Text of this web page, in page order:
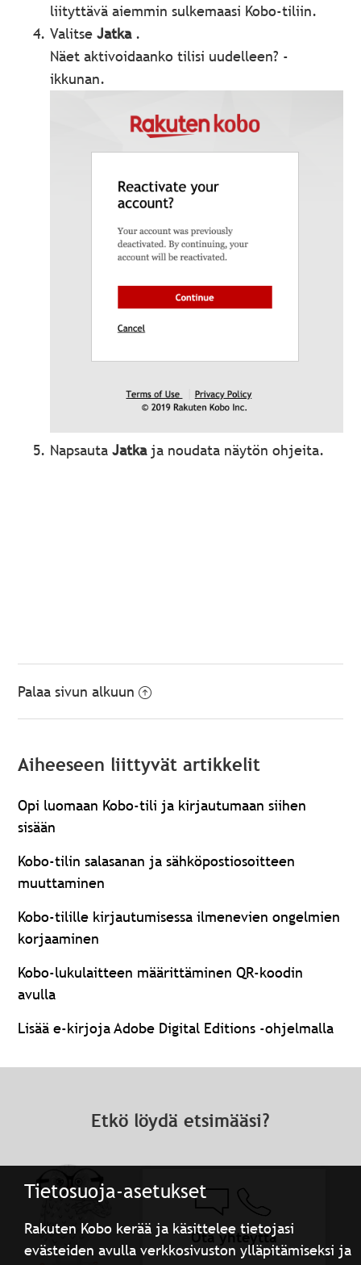
Tietosuoja-asetukset
Rakuten Kobo kerää ja käsittelee tietojasi
evästeiden avulla verkkosivuston ylläpitämiseksi ja
liityttävä aiemmin sulkemaasi Kobo-tiliin.
ValitseJatka .
Näet aktivoidaanko tilisi uudelleen? -
ikkunan.
NapsautaJatka ja noudata näytön ohjeita.
Palaa sivun alkuun
Aiheeseen liittyvät artikkelit
Opi luomaan Kobo-tili ja kirjautumaan siihen
sisään
Kobo-tilin salasanan ja sähköpostiosoitteen
muuttaminen
Kobo-tilille kirjautumisessa ilmenevien ongelmien
korjaaminen
Kobo-lukulaitteen määrittäminen QR-koodin
avulla
Lisää e-kirjoja Adobe Digital Editions -ohjelmalla
Etkö löydä etsimääsi?
Ota yhteyttä